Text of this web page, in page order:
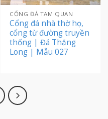
CỔNG ĐÁ TAM QUAN
Cổng đá nhà thờ họ,
cổng từ đường truyền
thống | Đá Thăng
Long | Mẫu 027